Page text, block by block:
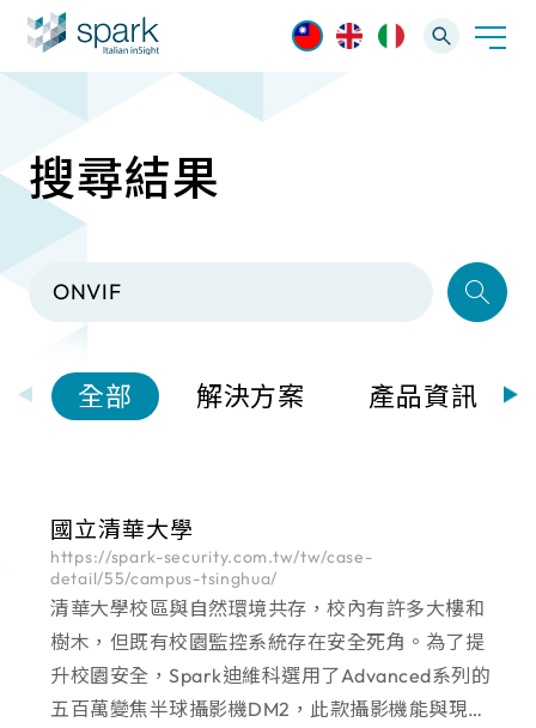
解決方案
AI 影像管理軟體
AI 一站式解決方案
輕量化監控(16-32路)
IP網路攝影機
Spark攝影機
最新消息
搜尋結果
全部 解決方案 產品資訊
國立清華大學
https://spark-security.com.tw/tw/case-
detail/55/campus-tsinghua/
清華大學校區與自然環境共存，校內有許多大樓和
樹木，但既有校園監控系統存在安全死角。為了提
升校園安全，Spark迪維科選用了Advanced系列的
五百萬變焦半球攝影機DM2，此款攝影機能與現有